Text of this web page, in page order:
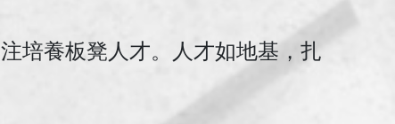
培養板凳人才。人才如地基，扎